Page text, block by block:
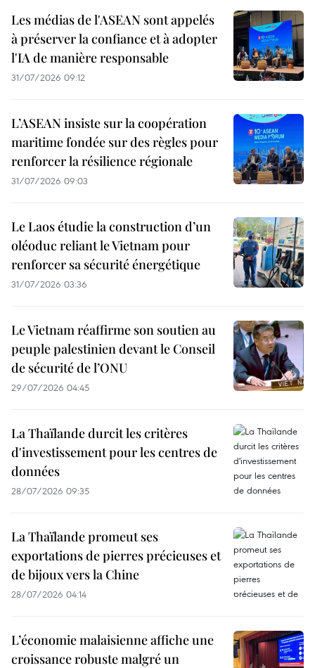
Les médias de l'ASEAN sont appelés
à préserver la confiance et à adopter
l'IA de manière responsable
31/07/2026 09:12
L’ASEAN insiste sur la coopération
maritime fondée sur des règles pour
renforcer la résilience régionale
31/07/2026 09:03
Le Laos étudie la construction d’un
oléoduc reliant le Vietnam pour
renforcer sa sécurité énergétique
31/07/2026 03:36
Le Vietnam réaffirme son soutien au
peuple palestinien devant le Conseil
de sécurité de l’ONU
29/07/2026 04:45
La Thaïlande durcit les critères
d'investissement pour les centres de
données
28/07/2026 09:35
La Thaïlande promeut ses
exportations de pierres précieuses et
de bijoux vers la Chine
28/07/2026 04:14
L’économie malaisienne affiche une
croissance robuste malgré un